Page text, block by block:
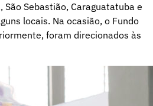
Sebastião, Caraguatatuba e
locais. Na ocasião, o Fundo
foram direcionados às